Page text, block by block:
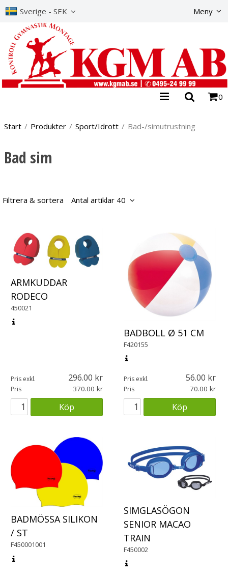
Sverige - SEK Meny
0
Start / Produkter / Sport/Idrott / Bad-/simutrustning
Bad sim
Filtrera & sortera Antal artiklar 40
ARMKUDDAR
RODECO
450021
Pris exkl. 296.00
Pris 370.00
Köp
BADBOLL Ø 51 CM
F420155
Pris exkl. 56.00
Pris 70.00
Köp
BADMÖSSA SILIKON
/ ST
F450001001
SIMGLASÖGON
SENIOR MACAO
TRAIN
F450002